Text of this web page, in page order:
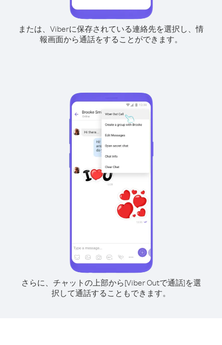
または、Viberに保存されている連絡先を選択し、情
報画面から通話をすることができます。
さらに、チャットの上部から[Viber Outで通話]を選
択して通話することもできます。